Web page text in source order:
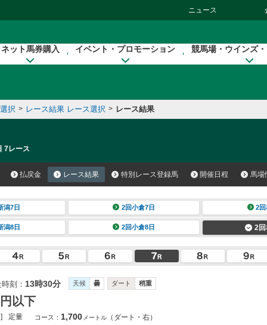
ニュース
ネット馬券購入 イベント・プロモーション 競馬場・ウインズ
択 > レース結果 レース選択 > レース結果
7レース
払戻金 レース結果 特別レース登録馬 開催日程 馬場
潟7日 2回小倉7日 2
潟8日 2回小倉8日 2
刻： 13時30分 天候 曇 ダート 稍重
以下
定量 コース： 1,700 メートル （ダート・右）